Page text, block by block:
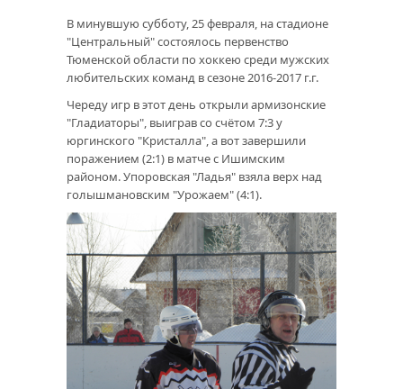
В минувшую субботу, 25 февраля, на стадионе
"Центральный" состоялось первенство
Тюменской области по хоккею среди мужских
любительских команд в сезоне 2016-2017 г.г.
Череду игр в этот день открыли армизонские
"Гладиаторы", выиграв со счётом 7:3 у
юргинского "Кристалла", а вот завершили
поражением (2:1) в матче с Ишимским
районом. Упоровская "Ладья" взяла верх над
голышмановским "Урожаем" (4:1).